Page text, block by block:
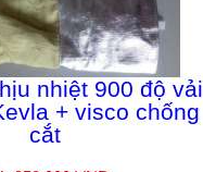
nhiệt 900 độ vải
+ visco chống
cắt